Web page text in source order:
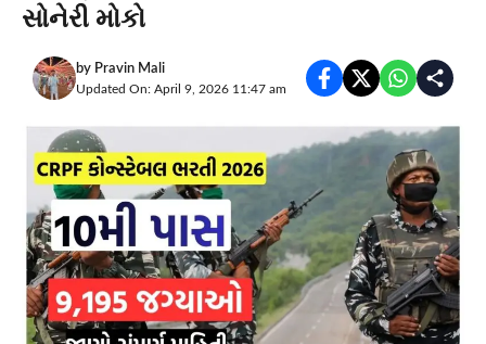
સોનેરી મોકો
by Pravin Mali
Updated On: April 9, 2026 11:47 am